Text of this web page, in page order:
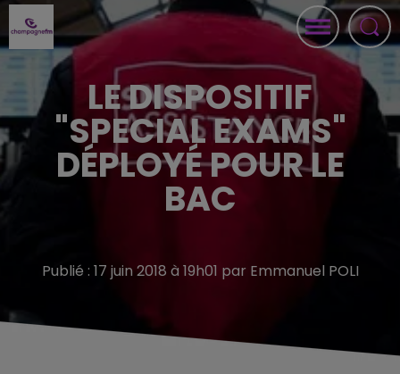
LE DISPOSITIF
"SPECIAL EXAMS"
DÉPLOYÉ POUR LE
BAC
Publié : 17 juin 2018 à 19h01 par Emmanuel POLI